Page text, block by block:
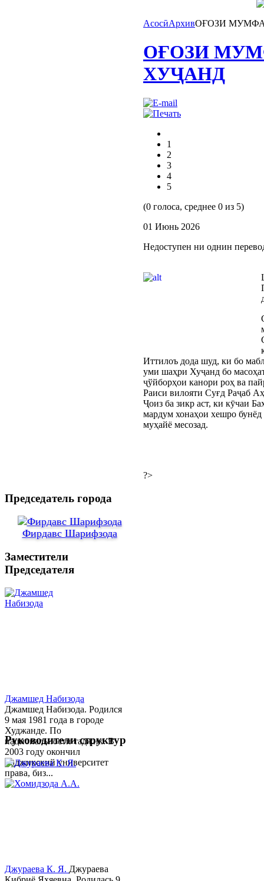
АсосӣАрхивОҒОЗИ
ОҒОЗИ
ХУҶАНД
1
2
3
4
5
(0 голоса, среднее 0 из 5)
01 Июнь 2026
Недоступен ни однин
Иттилоъ дода шуд, ки бо
уми шаҳри Хуҷанд бо
ҷўйборҳои канори роҳ ва
Раиси вилояти Суғд Раҷаб
Ҷоиз ба зикр аст, ки кӯчаи
мардум хонаҳои хешро
муҳайё месозад.
?>
Председатель города
Фирдавс Шарифзода
Заместители
Председателя
Джамшед Набизода
Джамшед Набизода. Родился
9 мая 1981 года в городе
Худжанде. По
национальности таджик. В
2003 году окончил
Таджикский университет
права, биз...
Руководители структур
Джураева К. Я. Джураева